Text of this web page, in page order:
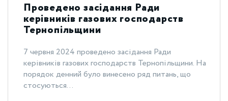
Проведено засідання Ради
керівників газових господарств
Тернопільщини
7 червня 2024 проведено засідання Ради
керівників газових господарств Тернопільщини. На
порядок денний було винесено ряд питань, що
стосуються...